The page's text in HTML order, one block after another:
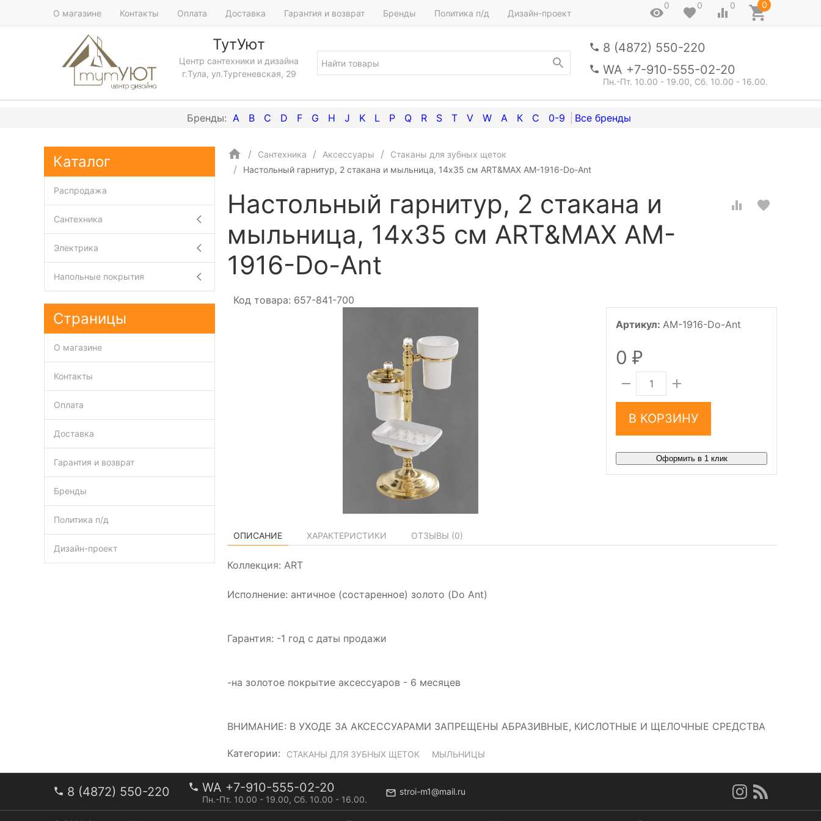
О магазине Контакты Оплата Доставка Гарантия и возврат Бренды Политика п/д Дизайн-проект
0 0 0 0
ТутУют
Центр сантехники и дизайна
г.Тула, ул.Тургеневская, 29
8 (4872) 550-220
WA +7-910-555-02-20
Пн.-Пт. 10.00 - 19.00, Сб. 10.00 - 16.00.
A B C D F G H J K L P Q R S T V W А К С 0-9
Сантехника Аксессуары
Стаканы для зубных щеток
Настольный гарнитур, 2 стакана и мыльница, 14x35 см ART&MAX AM-1916-Do-Ant
Настольный гарнитур, 2 стакана и
мыльница, 14x35 см ART&MAX AM-
1916-Do-Ant
Код товара: 657-841-700
Артикул: AM-1916-Do-Ant
0 ₽
В КОРЗИНУ
Оформить в 1 клик
ОПИСАНИЕ ХАРАКТЕРИСТИКИ ОТЗЫВЫ (0)
Коллекция: ART
Исполнение: античное (состаренное) золото (Do Ant)
Гарантия: -1 год с даты продажи
-на золотое покрытие аксессуаров - 6 месяцев
ВНИМАНИЕ: В УХОДЕ ЗА АКСЕССУАРАМИ ЗАПРЕЩЕНЫ АБРАЗИВНЫЕ, КИСЛОТНЫЕ И ЩЕЛОЧНЫЕ СРЕДСТВА
Категории: СТАКАНЫ ДЛЯ ЗУБНЫХ ЩЕТОК МЫЛЬНИЦЫ
Каталог
Распродажа
Сантехника
Электрика
Напольные покрытия
Страницы
О магазине
Контакты
Оплата
Доставка
Гарантия и возврат
Бренды
Политика п/д
Дизайн-проект
8 (4872) 550-220 WA +7-910-555-02-20
Пн.-Пт. 10.00 - 19.00, Сб. 10.00 - 16.00.
stroi-m1@mail.ru